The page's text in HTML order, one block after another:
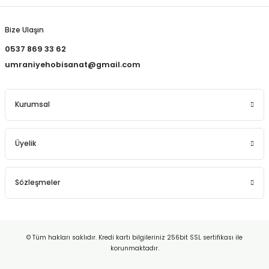
Bize Ulaşın
0537 869 33 62
umraniyehobisanat@gmail.com
Kurumsal
Üyelik
Sözleşmeler
© Tüm hakları saklıdır. Kredi kartı bilgileriniz 256bit SSL sertifikası ile
korunmaktadır.